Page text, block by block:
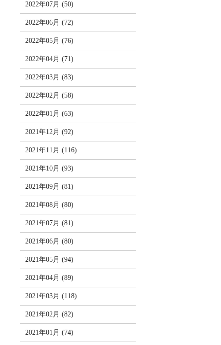
2022年07月 (50)
2022年06月 (72)
2022年05月 (76)
2022年04月 (71)
2022年03月 (83)
2022年02月 (58)
2022年01月 (63)
2021年12月 (92)
2021年11月 (116)
2021年10月 (93)
2021年09月 (81)
2021年08月 (80)
2021年07月 (81)
2021年06月 (80)
2021年05月 (94)
2021年04月 (89)
2021年03月 (118)
2021年02月 (82)
2021年01月 (74)